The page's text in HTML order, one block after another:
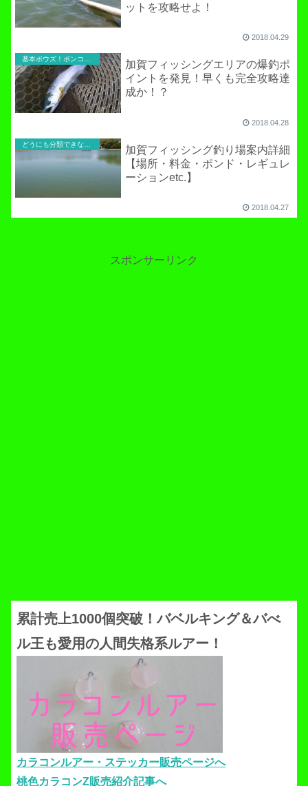
ットを攻略せよ！
2018.04.29
基本ボウズ！ポンコツ実践記
加賀フィッシングエリアの爆釣ポ
イントを発見！早くも完全攻略達
成か！？
2018.04.28
加賀フィッシング釣り場案内詳細
【場所・料金・ポンド・レギュレ
ーションetc.】
2018.04.27
スポンサーリンク
累計売上1000個突破！バベルキング＆バべ
ル王も愛用の人間失格系ルアー！
カラコンルアー・ステッカー販売ページへ
桃色カラコンZ販売紹介記事へ